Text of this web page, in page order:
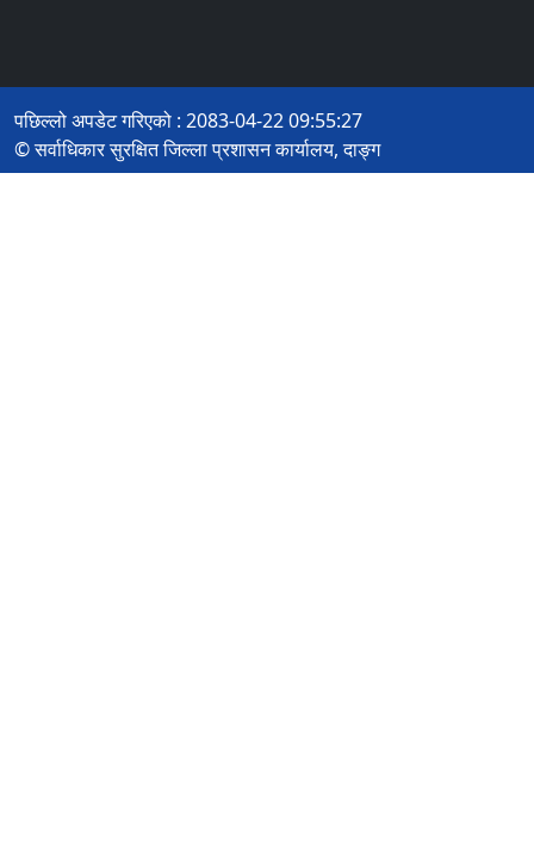
पछिल्लो अपडेट गरिएको : 2083-04-22 09:55:27
© सर्वाधिकार सुरक्षित जिल्ला प्रशासन कार्यालय, दाङ्ग